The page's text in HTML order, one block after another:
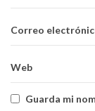
Correo
Web
Guarda mi